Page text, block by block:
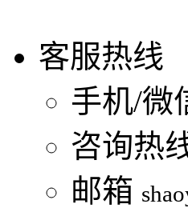
客服热线
手机/微
咨询热
邮箱